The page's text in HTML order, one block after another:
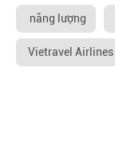
năng lượng
Vietravel Airlines